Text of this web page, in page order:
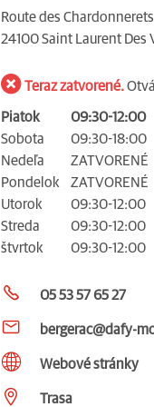
Route des
24100 Saint Laurent Des
Teraz zatvorené.
Piatok 09:30-12:00
Sobota
09:30-18:00
Nedeľa
ZATVORENÉ
Pondelok
ZATVORENÉ
Utorok
09:30-12:00
Streda
09:30-12:00
štvrtok
09:30-12:00
05 53 57 65 27
bergerac@dafy-
Webové stránky
Trasa